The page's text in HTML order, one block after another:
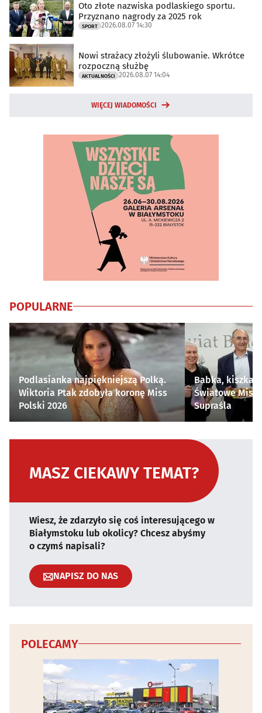
Oto złote nazwiska podlaskiego sportu.
Przyznano nagrody za 2025 rok
SPORT 2026.08.07 14:30
Nowi strażacy złożyli ślubowanie. Wkrótce
rozpoczną służbę
AKTUALNOŚCI 2026.08.07 14:04
WIĘCEJ WIADOMOŚCI
POPULARNE
Podlasianka najpiękniejszą Polką.
Wiktoria Ptak zdobyła koronę Miss
Polski 2026
Babka, kiszka i
Światowe
Supraśla
MASZ CIEKAWY TEMAT?
Wiesz, że zdarzyło się coś interesującego w
Białymstoku lub okolicy? Chcesz abyśmy
o czymś napisali?
NAPISZ DO NAS
POLECAMY